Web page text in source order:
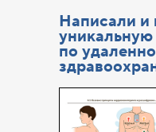
Написали и
уникальную
по